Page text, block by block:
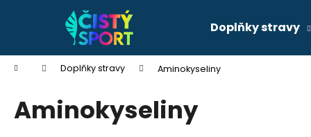
Doplňky stravy
Domů Doplňky stravy Aminokyseliny
Aminokyseliny
í
Zpět
do
obchodu
Zpět
do
obchodu